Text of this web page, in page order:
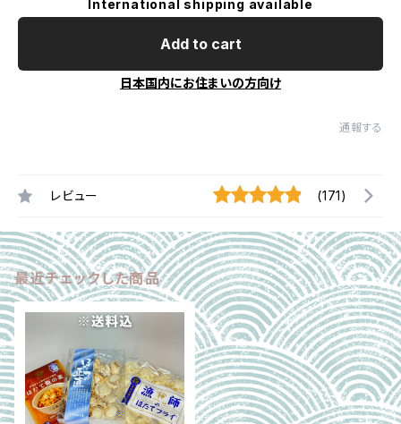
International shipping available
Add to cart
日本国内にお住まいの方向け
通報する
レビュー (171)
最近チェックした商品